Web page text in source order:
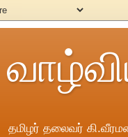
தமிழர் தலைவர்